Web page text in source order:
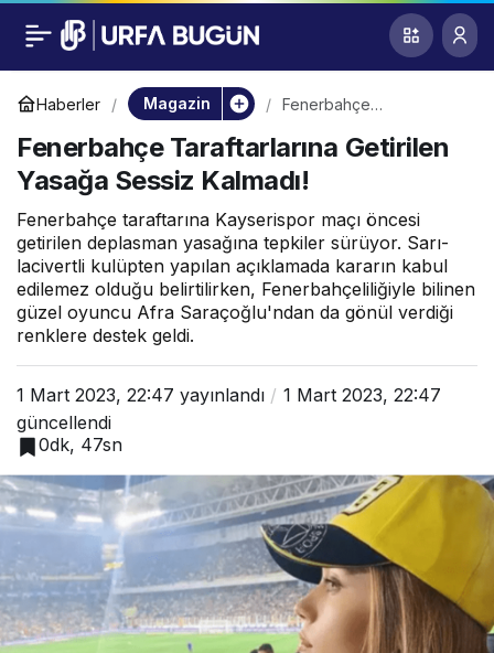
Haberler Magazin
Fenerbahçe
Yasağa Sessiz Kalmadı!
Fenerbahçe Taraftarlarına Getirilen
Yasağa Sessiz Kalmadı!
Fenerbahçe taraftarına Kayserispor maçı öncesi
getirilen deplasman yasağına tepkiler sürüyor. Sarı-
lacivertli kulüpten yapılan açıklamada kararın kabul
edilemez olduğu belirtilirken, Fenerbahçeliliğiyle bilinen
güzel oyuncu Afra Saraçoğlu'ndan da gönül verdiği
renklere destek geldi.
1 Mart 2023, 22:47 yayınlandı
1 Mart 2023, 22:47
güncellendi
0dk, 47sn
Fenerbahçe
Taraftarlarına
Getirilen Yasağa
Sessiz Kalmadı!
0